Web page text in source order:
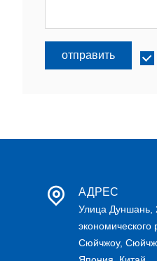
отправить
АДРЕС
Улица Дуншань,
экономического
Сюйчжоу,